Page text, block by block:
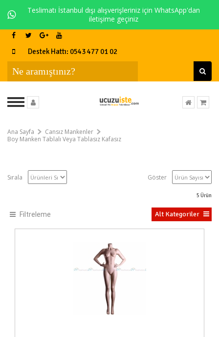
Teslimatı İstanbul dışı alışverişleriniz için WhatsApp'dan
iletişime geçiniz
Destek Hattı: 0543 477 01 02
Ana Sayfa
Cansız Mankenler
Boy Manken Tablalı Veya Tablasız Kafasız
Sırala Göster
5 Ürün
Filtreleme Alt Kategoriler